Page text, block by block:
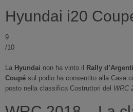
Hyundai i20
9
/10
La Hyundai non ha vinto il Rally
Coupé sul podio ha consentito alla Casa
posto nella classifica Costruttori del WRC